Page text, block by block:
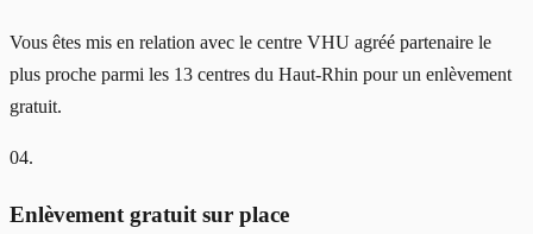
Vous êtes mis en relation avec le centre VHU agréé partenaire le
plus proche parmi les 13 centres du Haut-Rhin pour un enlèvement
gratuit.
04.
Enlèvement gratuit sur place